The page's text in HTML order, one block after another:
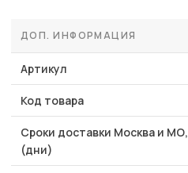
ДОП. ИНФОРМАЦИЯ
Артикул
Код товара
Сроки доставки Москва и МО,
(дни)